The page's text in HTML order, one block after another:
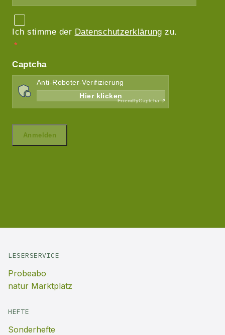
LESERSERVICE
Probeabo
natur Marktplatz
HEFTE
Sonderhefte